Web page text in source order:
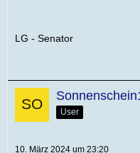
LG - Senator
User
10. März 2024 um 23:20